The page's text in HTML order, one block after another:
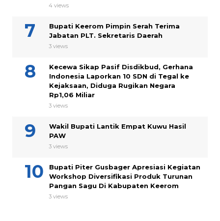
4 views
Bupati Keerom Pimpin Serah Terima
Jabatan PLT. Sekretaris Daerah
3 views
Kecewa Sikap Pasif Disdikbud, Gerhana
Indonesia Laporkan 10 SDN di Tegal ke
Kejaksaan, Diduga Rugikan Negara
Rp1,06 Miliar
3 views
Wakil Bupati Lantik Empat Kuwu Hasil
PAW
3 views
Bupati Piter Gusbager Apresiasi Kegiatan
Workshop Diversifikasi Produk Turunan
Pangan Sagu Di Kabupaten Keerom
3 views